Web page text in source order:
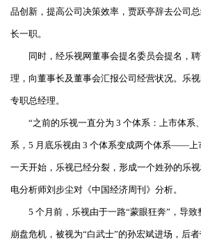
品创新，提高公司决策效率，贾跃亭辞去公司
长一职。
同时，经乐视网董事会提名委员会提名，聘
理，向董事长及董事会汇报公司经营状况。乐
专职总经理。
“之前的乐视一直分为 3 个体系：上市体系
系，5 月底乐视由 3 个体系变成两个体系——上
一天开始，乐视已经分裂，形成一个姓孙的乐
电分析师刘步尘对《中国经济周刊》分析。
5 个月前，乐视由于一路“蒙眼狂奔”，导致
崩盘危机，被视为“白武士”的孙宏斌进场，后